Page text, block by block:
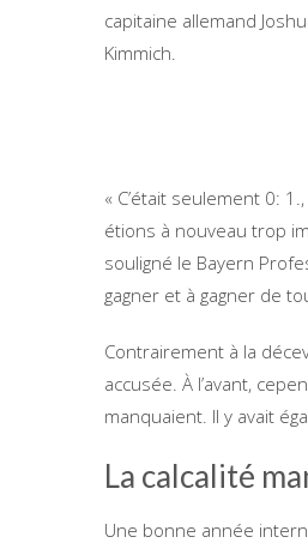
capitaine allemand
Kimmich.
« C’était seulement 0:
étions à nouveau trop
souligné le Bayern
gagner et à gagner de
Contrairement à la
accusée. À l’avant,
manquaient. Il y avait
La calcalité
Une bonne année